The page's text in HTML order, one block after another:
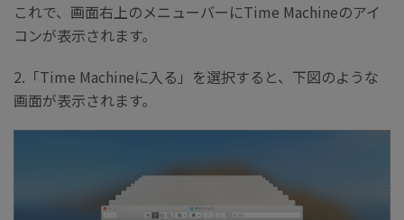
これで、画面右上のメニューバーにTime Machineのアイ
コンが表示されます。
2.「Time Machineに入る」を選択すると、下図のような
画面が表示されます。